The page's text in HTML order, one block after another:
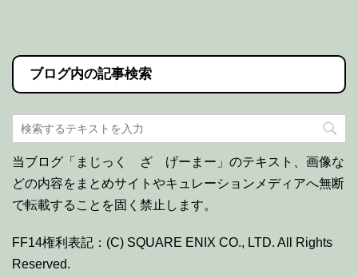
ブログ内の記事検索
当ブログ「まじっく ざ げーまー」のテキスト、画像な
どの内容をまとめサイトやキュレーションメディアへ無断
で転載することを固く禁止します。
FF14権利表記：(C) SQUARE ENIX CO., LTD. All Rights
Reserved.